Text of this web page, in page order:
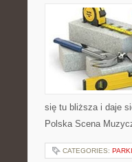
się tu bliższa i daje
Polska Scena
CATEGORIES: